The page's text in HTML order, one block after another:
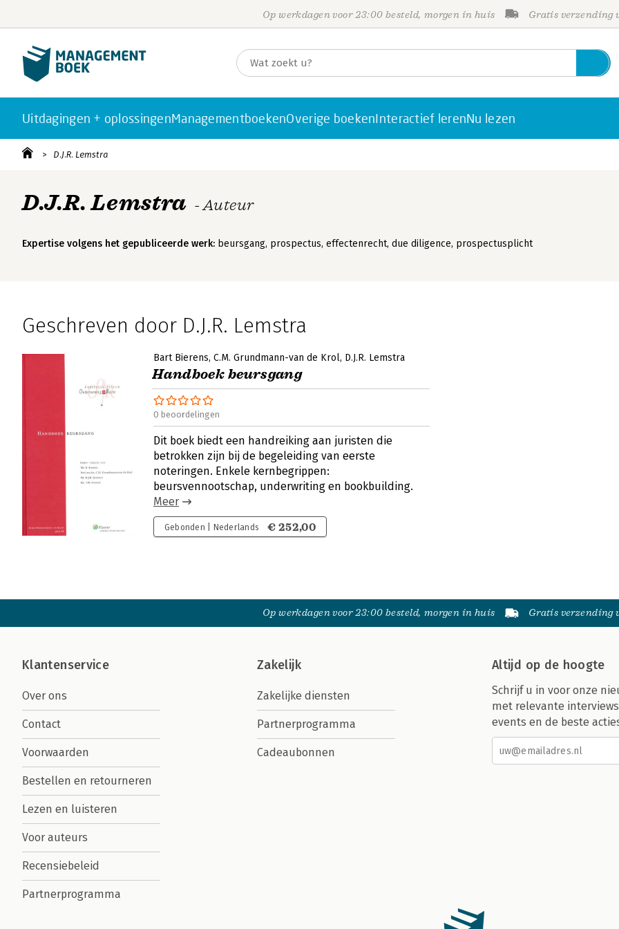
Op werkdagen voor 23:00 besteld, morgen in huis Gratis verzending
Uitdagingen + oplossingenManagementboekenOverige boekenInteractief lerenNu lezen
D.J.R. Lemstra
D.J.R. Lemstra - Auteur
Expertise volgens het gepubliceerde werk: beursgang, prospectus, effectenrecht, due diligence, prospectusplicht
Geschreven door D.J.R. Lemstra
Bart Bierens C.M. Grundmann-van de Krol D.J.R. Lemstra
Handboek beursgang
0 beoordelingen
Dit boek biedt een handreiking aan juristen die
betrokken zijn bij de begeleiding van eerste
noteringen. Enkele kernbegrippen:
beursvennootschap, underwriting en bookbuilding.
Meer
Gebonden | Nederlands € 252,00
Op werkdagen voor 23:00 besteld, morgen in huis Gratis verzending
Klantenservice
Over ons
Contact
Voorwaarden
Bestellen en retourneren
Lezen en luisteren
Voor auteurs
Recensiebeleid
Partnerprogramma
Zakelijk
Zakelijke diensten
Partnerprogramma
Cadeaubonnen
Altijd op de hoogte
Schrijf u in voor onze
met relevante
events en de beste